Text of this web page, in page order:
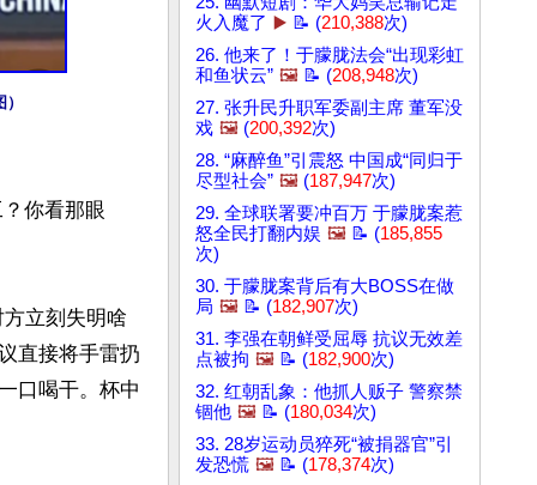
你看那眼
立刻失明啥
直接将手雷扔
口喝干。杯中
火入魔了 ▶️ 📝 (210,388次)
26. 他来了！于朦胧法会“出现彩虹
和鱼状云” 🖼️ 📝 (208,948次)
27. 张升民升职军委副主席 董军没
戏 🖼️ (200,392次)
28. “麻醉鱼”引震怒 中国成“同归于
尽型社会” 🖼️ (187,947次)
29. 全球联署要冲百万 于朦胧案惹
怒全民打翻内娱 🖼️ 📝 (185,855
次)
30. 于朦胧案背后有大BOSS在做
局 🖼️ 📝 (182,907次)
31. 李强在朝鲜受屈辱 抗议无效差
点被拘 🖼️ 📝 (182,900次)
32. 红朝乱象：他抓人贩子 警察禁
锢他 🖼️ 📝 (180,034次)
33. 28岁运动员猝死“被捐器官”引
发恐慌 🖼️ 📝 (178,374次)